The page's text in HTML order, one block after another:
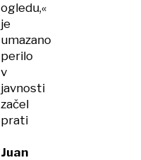
ogledu,«
je
umazano
perilo
v
javnosti
začel
prati
Juan